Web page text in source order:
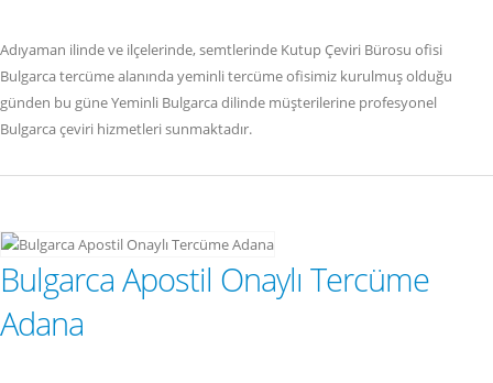
Adıyaman ilinde ve ilçelerinde, semtlerinde Kutup Çeviri Bürosu ofisi
Bulgarca tercüme alanında yeminli tercüme ofisimiz kurulmuş olduğu
günden bu güne Yeminli Bulgarca dilinde müşterilerine profesyonel
Bulgarca çeviri hizmetleri sunmaktadır.
Bulgarca Apostil Onaylı Tercüme
Adana